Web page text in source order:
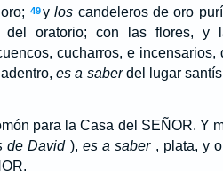
49ylos candeleros de oro
oratorio; con las flores, y
cucharros, e incensarios,
es a saberdel lugar
para la Casa del SEÑOR. Y
de David), es a saber, plata, y